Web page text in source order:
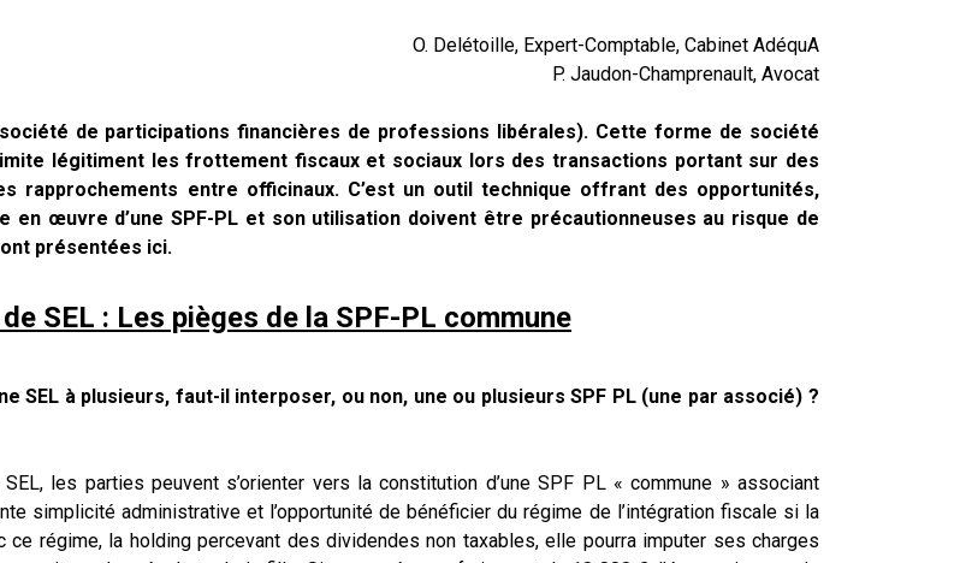
O. Delétoille, Expert-Comptable, Cabinet AdéquA
P. Jaudon-Champrenault, Avocat
de participations financières de professions libérales). Cette forme de société
légitiment les frottement fiscaux et sociaux lors des transactions portant sur des
rapprochements entre officinaux. C’est un outil technique offrant des opportunités,
œuvre d’une SPF-PL et son utilisation doivent être précautionneuses au risque de
présentées ici.
SEL : Les pièges de la SPF-PL commune
SEL à plusieurs, faut-il interposer, ou non, une ou plusieurs SPF PL (une par associé) ?
les parties peuvent s’orienter vers la constitution d’une SPF PL « commune » associant
simplicité administrative et l’opportunité de bénéficier du régime de l’intégration fiscale si la
régime, la holding percevant des dividendes non taxables, elle pourra imputer ses charges